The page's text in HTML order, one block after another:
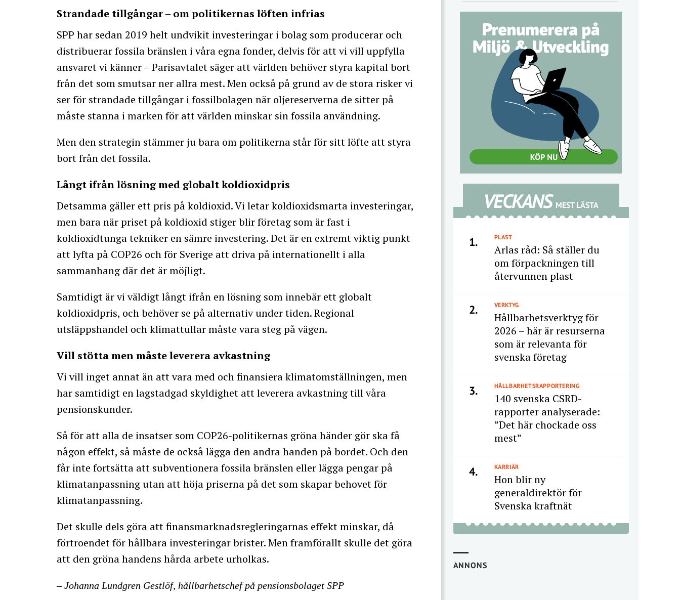
Strandade tillgångar – om politikernas löften infrias
SPP har sedan 2019 helt undvikit investeringar i bolag som producerar och
distribuerar fossila bränslen i våra egna fonder, delvis för att vi vill uppfylla
ansvaret vi känner – Parisavtalet säger att världen behöver styra kapital bort
från det som smutsar ner allra mest. Men också på grund av de stora risker vi
ser för strandade tillgångar i fossilbolagen när oljereserverna de sitter på
måste stanna i marken för att världen minskar sin fossila användning.
Men den strategin stämmer ju bara om politikerna står för sitt löfte att styra
bort från det fossila.
Långt ifrån lösning med globalt koldioxidpris
Detsamma gäller ett pris på koldioxid. Vi letar koldioxidsmarta investeringar,
men bara när priset på koldioxid stiger blir företag som är fast i
koldioxidtunga tekniker en sämre investering. Det är en extremt viktig punkt
att lyfta på COP26 och för Sverige att driva på internationellt i alla
sammanhang där det är möjligt.
Samtidigt är vi väldigt långt ifrån en lösning som innebär ett globalt
koldioxidpris, och behöver se på alternativ under tiden. Regional
utsläppshandel och klimattullar måste vara steg på vägen.
Vill stötta men måste leverera avkastning
Vi vill inget annat än att vara med och finansiera klimatomställningen, men
har samtidigt en lagstadgad skyldighet att leverera avkastning till våra
pensionskunder.
Så för att alla de insatser som COP26-politikernas gröna händer gör ska få
någon effekt, så måste de också lägga den andra handen på bordet. Och den
får inte fortsätta att subventionera fossila bränslen eller lägga pengar på
klimatanpassning utan att höja priserna på det som skapar behovet för
klimatanpassning.
Det skulle dels göra att finansmarknadsregleringarnas effekt minskar, då
förtroendet för hållbara investeringar brister. Men framförallt skulle det göra
att den gröna handens hårda arbete urholkas.
– Johanna Lundgren Gestlöf, hållbarhetschef på pensionsbolaget SPP
VECKANS MEST LÄSTA
1. PLAST
Arlas råd: Så ställer du
om förpackningen till
återvunnen plast
2. VERKTYG
Hållbarhetsverktyg för
2026 – här är resurserna
som är relevanta för
svenska företag
3. HÅLLBARHETSRAPPORTERING
140 svenska CSRD-
rapporter analyserade:
”Det här chockade oss
mest”
4. KARRIÄR
Hon blir ny
generaldirektör för
Svenska kraftnät
ANNONS